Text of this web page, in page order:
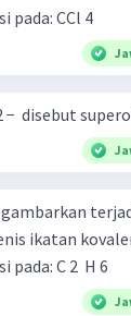
rangkap, atau koordinasi pada: CCl 4 ​
disebut
ikatan
rangkap, atau koordinasi pada: C 2 ​ H 6 ​